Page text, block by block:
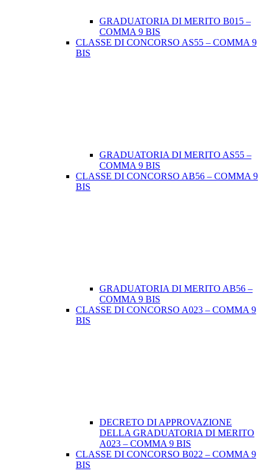
GRADUATORIA DI MERITO B015 –
COMMA 9 BIS
CLASSE DI CONCORSO AS55 – COMMA 9
BIS
GRADUATORIA DI MERITO AS55 –
COMMA 9 BIS
CLASSE DI CONCORSO AB56 – COMMA 9
BIS
GRADUATORIA DI MERITO AB56 –
COMMA 9 BIS
CLASSE DI CONCORSO A023 – COMMA 9
BIS
DECRETO DI APPROVAZIONE
DELLA GRADUATORIA DI MERITO
A023 – COMMA 9 BIS
CLASSE DI CONCORSO B022 – COMMA 9
BIS